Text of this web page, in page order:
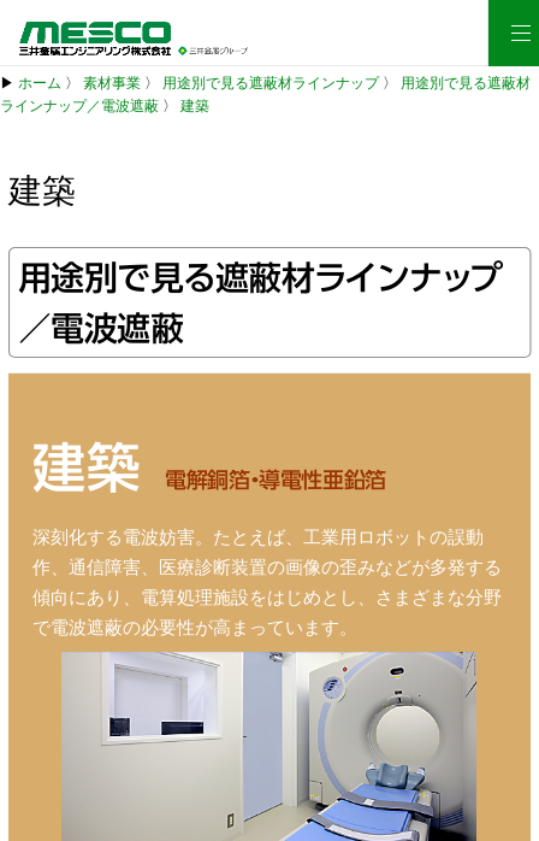
▶ ホーム 〉 素材事業 〉 用途別で見る遮蔽材ラインナップ〉 用途別で見る遮蔽材
ラインナップ／電波遮蔽 〉 建築
建築
用途別で見る遮蔽材ラインナップ
／電波遮蔽
建築 電解銅箔・導電性亜鉛箔
深刻化する電波妨害。たとえば、工業用ロボットの誤動
作、通信障害、医療診断装置の画像の歪みなどが多発する
傾向にあり、電算処理施設をはじめとし、さまざまな分野
で電波遮蔽の必要性が高まっています。